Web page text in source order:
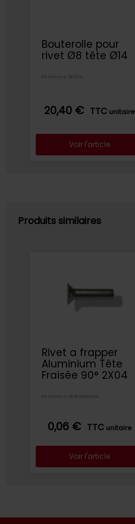
Bouterolle pour
rivet Ø8 tête Ø14
Référence: BOUT8
20,40 € TTC unitaire
Voir l'article
Produits similaires
Rivet a frapper
Aluminium Tête
Fraisée 90° 2X04
Référence: RP3F9020X040
0,06 € TTC unitaire
Voir l'article